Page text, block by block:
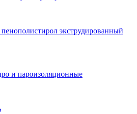
экструдированный
и пароизоляционные